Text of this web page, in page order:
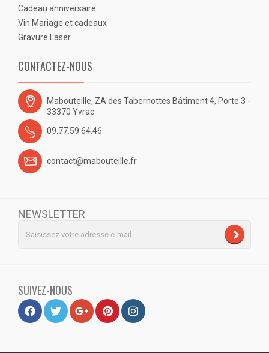
Cadeau anniversaire
Vin Mariage et cadeaux
Gravure Laser
CONTACTEZ-NOUS
Mabouteille, ZA des Tabernottes Bâtiment 4, Porte 3 -
33370 Yvrac
09.77.59.64.46
contact@mabouteille.fr
NEWSLETTER
SUIVEZ-NOUS